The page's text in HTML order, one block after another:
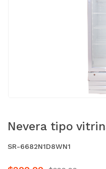
Nevera tipo
SR-6682N1D8WN1